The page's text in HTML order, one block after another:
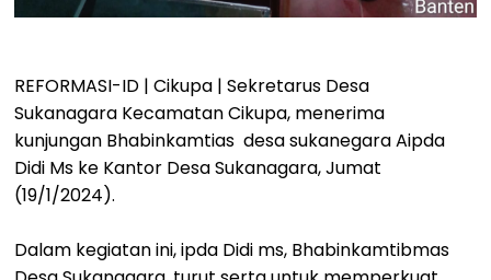
REFORMASI-ID | Cikupa | Sekretarus Desa
Sukanagara Kecamatan Cikupa, menerima
kunjungan Bhabinkamtias desa sukanegara Aipda
Didi Ms ke Kantor Desa Sukanagara, Jumat
(19/1/2024).
Dalam kegiatan ini, ipda Didi ms, Bhabinkamtibmas